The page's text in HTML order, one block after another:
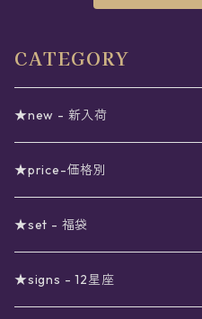
CATEGORY
★new - 新入荷
★price-価格別
セール
真夜中のSALE
〜1000円
★set - 福袋
12星座福袋
★signs - 12星座